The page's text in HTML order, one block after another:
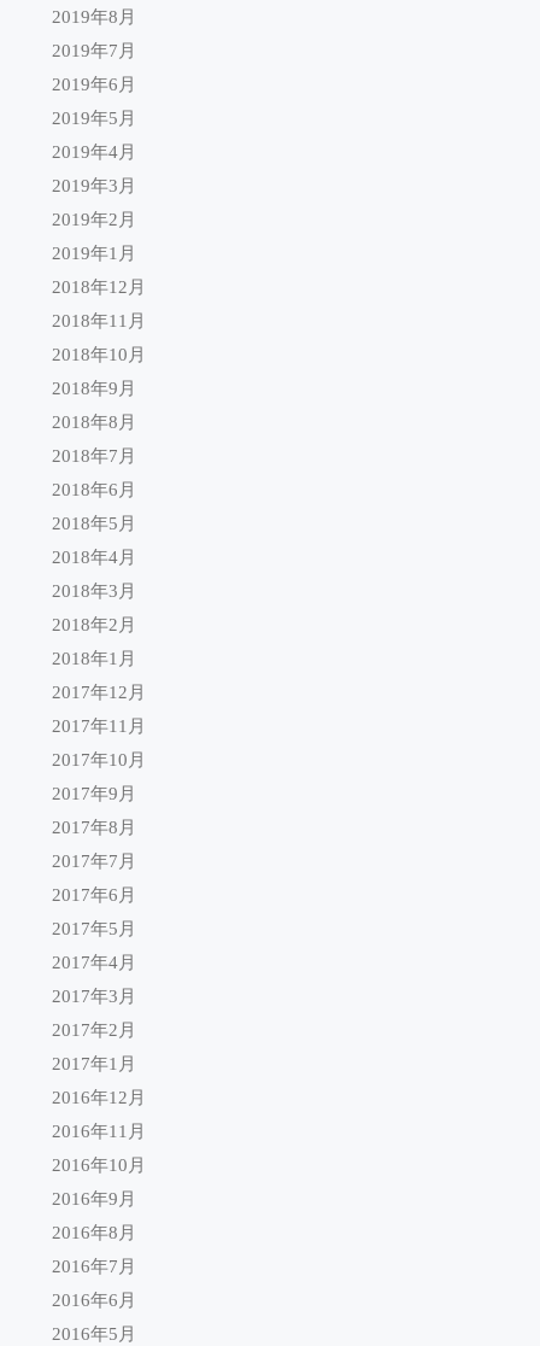
2019年8月
2019年7月
2019年6月
2019年5月
2019年4月
2019年3月
2019年2月
2019年1月
2018年12月
2018年11月
2018年10月
2018年9月
2018年8月
2018年7月
2018年6月
2018年5月
2018年4月
2018年3月
2018年2月
2018年1月
2017年12月
2017年11月
2017年10月
2017年9月
2017年8月
2017年7月
2017年6月
2017年5月
2017年4月
2017年3月
2017年2月
2017年1月
2016年12月
2016年11月
2016年10月
2016年9月
2016年8月
2016年7月
2016年6月
2016年5月